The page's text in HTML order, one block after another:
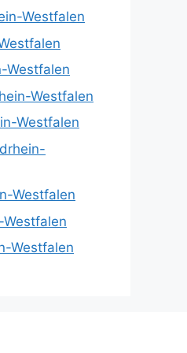
Westfalen
Westfalen
Westfalen
Westfalen
Westfalen
Westfalen